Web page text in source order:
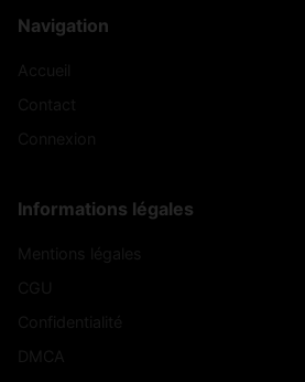
Navigation
Informations légales